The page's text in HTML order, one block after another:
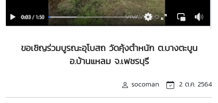
ขอเชิญร่วมบูรณะอุโบสถ วัดคุ้งตำหนัก ต.บางตะบูน
อ.บ้านแหลม จ.เพชรบุรี
socoman 2 ต.ค. 2564